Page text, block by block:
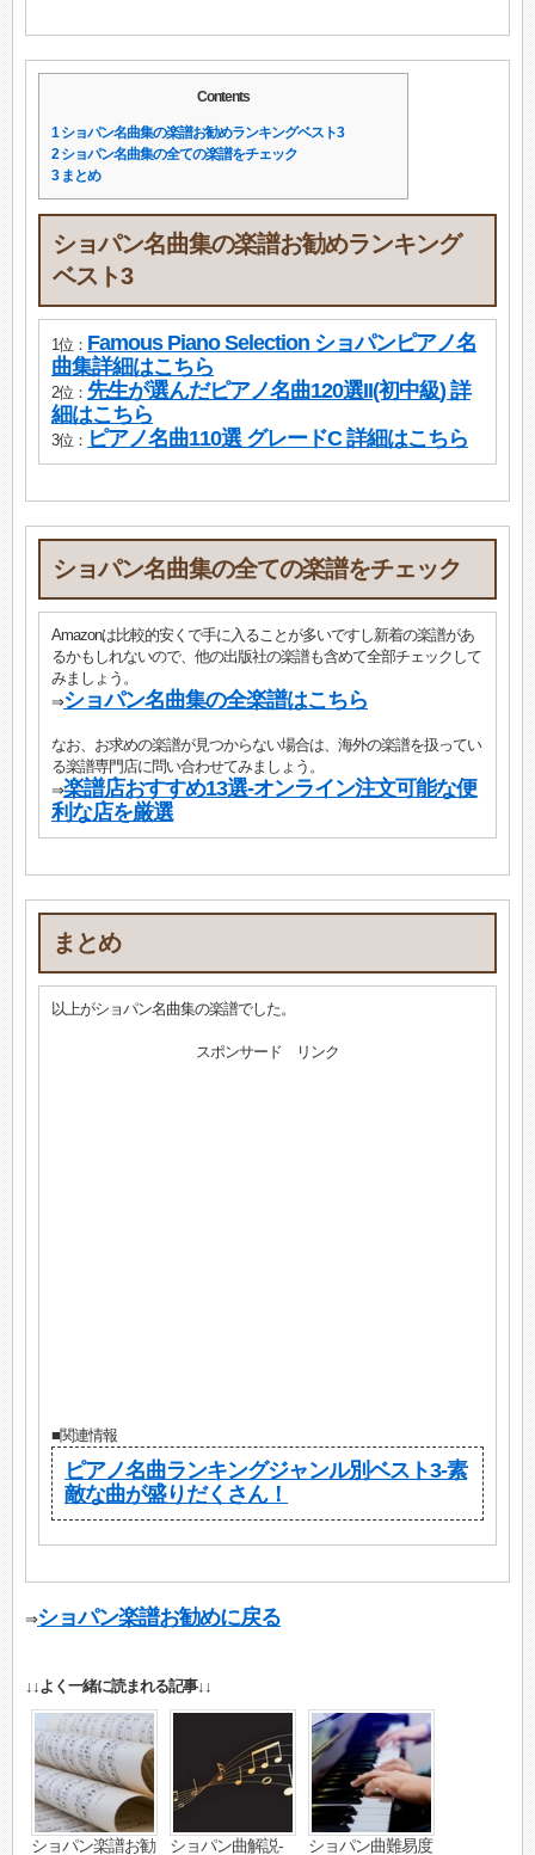
Contents
1ショパン名曲集の楽譜お勧めランキングベスト3
2ショパン名曲集の全ての楽譜をチェック
3まとめ
ショパン名曲集の楽譜お勧めランキング
ベスト3
1位： Famous Piano Selection ショパンピアノ名
曲集詳細はこちら
2位： 先生が選んだピアノ名曲120選II(初中級) 詳
細はこちら
3位： ピアノ名曲110選 グレードC 詳細はこちら
ショパン名曲集の全ての楽譜をチェック
Amazonは比較的安くで手に入ることが多いですし新着の楽譜があ
るかもしれないので、他の出版社の楽譜も含めて全部チェックして
みましょう。
⇒ショパン名曲集の全楽譜はこちら
なお、お求めの楽譜が見つからない場合は、海外の楽譜を扱ってい
る楽譜専門店に問い合わせてみましょう。
⇒楽譜店おすすめ13選-オンライン注文可能な便
利な店を厳選
まとめ
以上がショパン名曲集の楽譜でした。
スポンサード リンク
■関連情報
ピアノ名曲ランキングジャンル別ベスト3-素
敵な曲が盛りだくさん！
⇒ショパン楽譜お勧めに戻る
↓↓よく一緒に読まれる記事↓↓
ショパン楽譜お勧 ショパン曲解説- ショパン曲難易度